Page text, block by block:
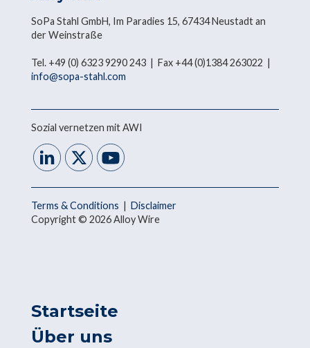
SoPa Stahl GmbH, Im Paradies 15, 67434 Neustadt an
der Weinstraße
Tel. +49 (0) 6323 9290 243 | Fax +44 (0)1384 263022 |
info@sopa-stahl.com
Sozial vernetzen mit AWI
Terms & Conditions | Disclaimer
Copyright © 2026 Alloy Wire
Startseite
Über uns